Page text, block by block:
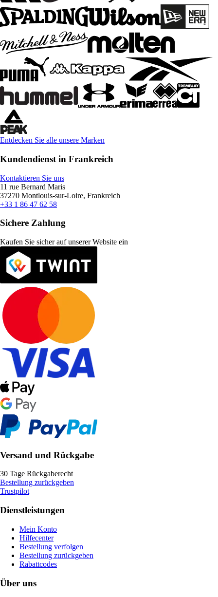
Entdecken Sie alle unsere Marken
Kundendienst in Frankreich
Kontaktieren Sie uns
11 rue Bernard Maris
37270 Montlouis-sur-Loire, Frankreich
+33 1 86 47 62 58
Sichere Zahlung
Kaufen Sie sicher auf unserer Website ein
Versand und Rückgabe
30 Tage Rückgaberecht
Bestellung zurückgeben
Trustpilot
Dienstleistungen
Mein Konto
Hilfecenter
Bestellung verfolgen
Bestellung zurückgeben
Rabattcodes
Über uns